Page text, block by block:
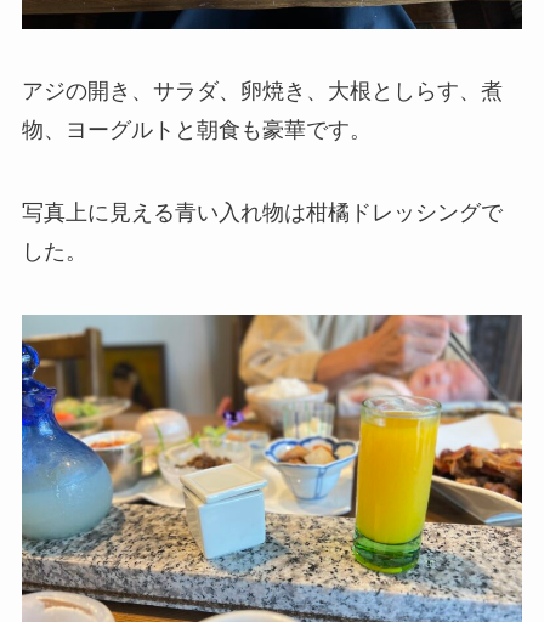
アジの開き、サラダ、卵焼き、大根としらす、煮
物、ヨーグルトと朝食も豪華です。
写真上に見える青い入れ物は柑橘ドレッシングで
した。